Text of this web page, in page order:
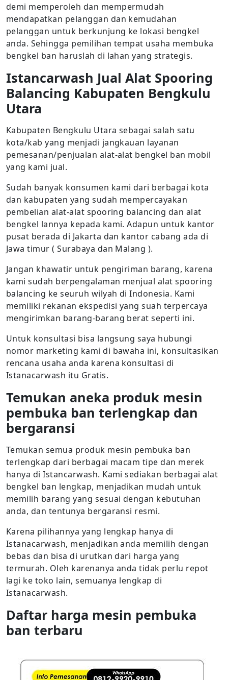
demi memperoleh dan mempermudah
mendapatkan pelanggan dan kemudahan
pelanggan untuk berkunjung ke lokasi bengkel
anda. Sehingga pemilihan tempat usaha membuka
bengkel ban haruslah di lahan yang strategis.
Istancarwash Jual Alat Spooring
Balancing Kabupaten Bengkulu
Utara
Kabupaten Bengkulu Utara sebagai salah satu
kota/kab yang menjadi jangkauan layanan
pemesanan/penjualan alat-alat bengkel ban mobil
yang kami jual.
Sudah banyak konsumen kami dari berbagai kota
dan kabupaten yang sudah mempercayakan
pembelian alat-alat spooring balancing dan alat
bengkel lannya kepada kami. Adapun untuk kantor
pusat berada di Jakarta dan kantor cabang ada di
Jawa timur ( Surabaya dan Malang ).
Jangan khawatir untuk pengiriman barang, karena
kami sudah berpengalaman menjual alat spooring
balancing ke seuruh wilyah di Indonesia. Kami
memiliki rekanan ekspedisi yang suah terpercaya
mengirimkan barang-barang berat seperti ini.
Untuk konsultasi bisa langsung saya hubungi
nomor marketing kami di bawaha ini, konsultasikan
rencana usaha anda karena konsultasi di
Istanacarwash itu Gratis.
Temukan aneka produk mesin
pembuka ban terlengkap dan
bergaransi
Temukan semua produk mesin pembuka ban
terlengkap dari berbagai macam tipe dan merek
hanya di Istancarwash. Kami sediakan berbagai alat
bengkel ban lengkap, menjadikan mudah untuk
memilih barang yang sesuai dengan kebutuhan
anda, dan tentunya bergaransi resmi.
Karena pilihannya yang lengkap hanya di
Istanacarwash, menjadikan anda memilih dengan
bebas dan bisa di urutkan dari harga yang
termurah. Oleh karenanya anda tidak perlu repot
lagi ke toko lain, semuanya lengkap di
Istanacarwash.
Daftar harga mesin pembuka
ban terbaru